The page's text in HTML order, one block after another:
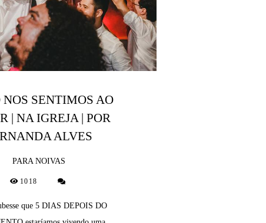
NOS SENTIMOS AO
| NA IGREJA | POR
ALVES
PARA NOIVAS
1018
que 5 DIAS DEPOIS DO